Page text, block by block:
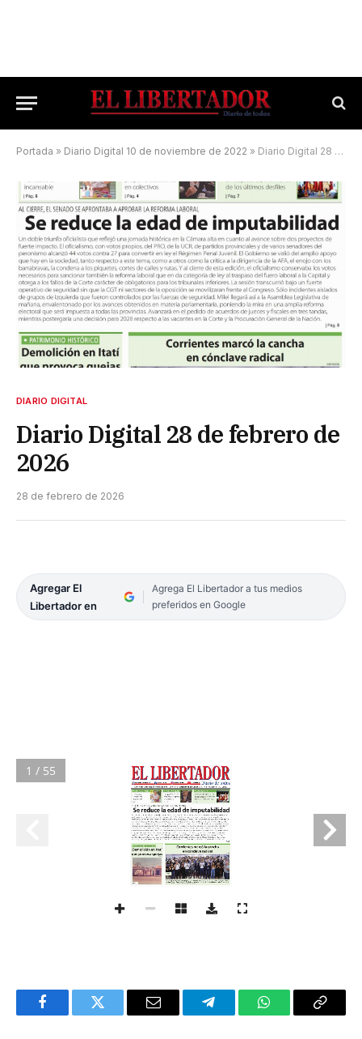
Portada » Diario Digital 10 de noviembre de 2022 » Diario Digital 28 de febrero de 2026
DIARIO DIGITAL
Diario Digital 28 de febrero de
2026
28 de febrero de 2026
Agregar El
Libertador en
Agrega El Libertador a tus medios
preferidos en Google
1 / 55
FacebookTwitter Email TelegramWhatsAppCopy